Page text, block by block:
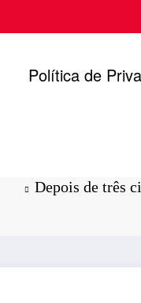
Política de
Depois de três